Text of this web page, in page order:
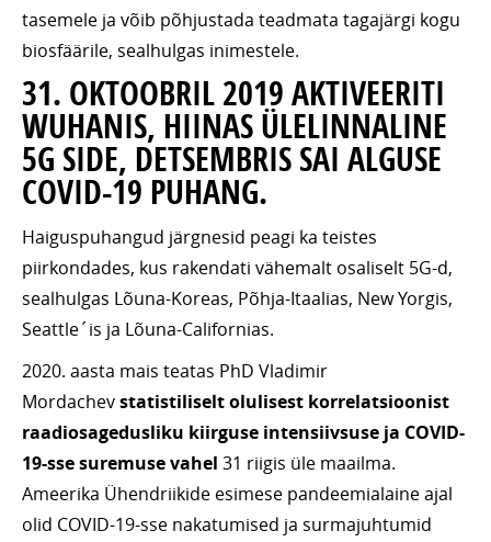
tasemele ja võib põhjustada teadmata tagajärgi kogu
biosfäärile, sealhulgas inimestele.
31. OKTOOBRIL 2019 AKTIVEERITI
WUHANIS, HIINAS ÜLELINNALINE
5G SIDE, DETSEMBRIS SAI ALGUSE
COVID-19 PUHANG.
Haiguspuhangud järgnesid peagi ka teistes
piirkondades, kus rakendati vähemalt osaliselt 5G-d,
sealhulgas Lõuna-Koreas, Põhja-Itaalias, New Yorgis,
Seattle´is ja Lõuna-Californias.
2020. aasta mais teatas PhD Vladimir
Mordachevstatistiliselt olulisest korrelatsioonist
raadiosagedusliku kiirguse intensiivsuse ja COVID-
19-sse suremuse vahel 31 riigis üle maailma.
Ameerika Ühendriikide esimese pandeemialaine ajal
olid COVID-19-sse nakatumised ja surmajuhtumid